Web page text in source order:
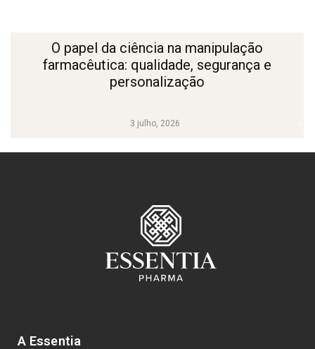
3 julho, 2026
O papel da ciência na manipulação
farmacêutica: qualidade, segurança e
personalização
A Essentia